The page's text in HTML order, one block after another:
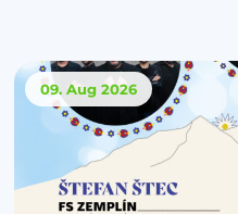
09. Aug 2026